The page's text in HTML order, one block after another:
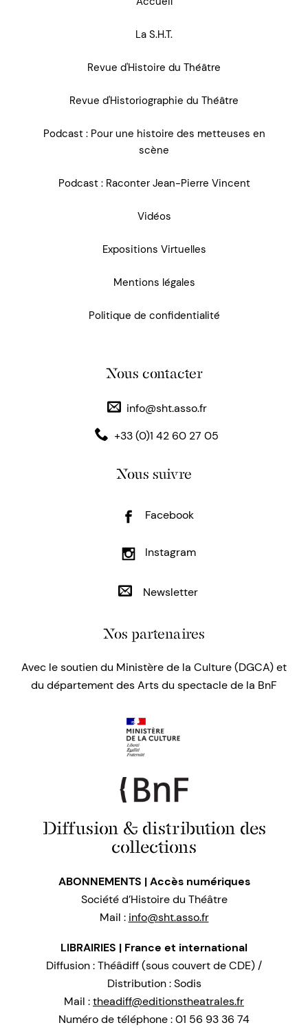
La S.H.T.
Revue d'Histoire du Théâtre
Revue d'Historiographie du Théâtre
Podcast : Pour une histoire des metteuses en
scène
Podcast : Raconter Jean-Pierre Vincent
Vidéos
Expositions Virtuelles
Mentions légales
Politique de confidentialité
Nous contacter
info@sht.asso.fr
+33 (0)1 42 60 27 05
Nous suivre
Facebook
Instagram
Newsletter
Nos partenaires
Avec le soutien du Ministère de la Culture (DGCA) et
du département des Arts du spectacle de la BnF
Diffusion & distribution des
collections
ABONNEMENTS | Accès numériques
Société d’Histoire du Théâtre
Mail : info@sht.asso.fr
LIBRAIRIES | France et international
Diffusion : Théâdiff (sous couvert de CDE) /
Distribution : Sodis
Mail :theadiff@editionstheatrales.fr
Numéro de téléphone : 01 56 93 36 74